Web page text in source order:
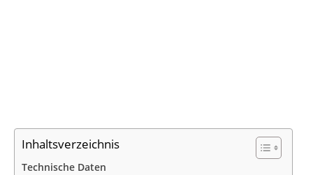
Inhaltsverzeichnis
Technische Daten